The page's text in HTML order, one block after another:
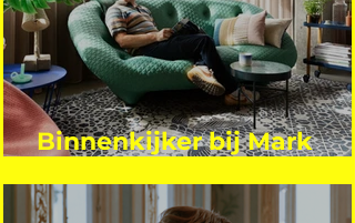
Binnenkijker bij Mark